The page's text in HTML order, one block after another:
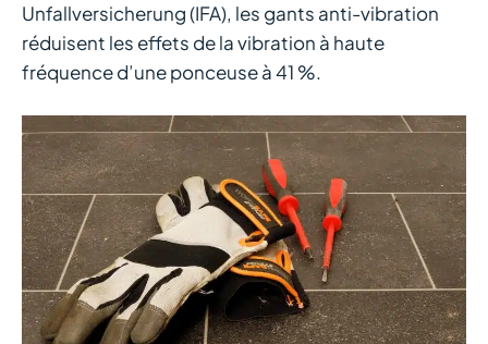
Unfallversicherung (IFA), les gants anti-vibration
réduisent les effets de la vibration à haute
fréquence d’une ponceuse à 41 %.